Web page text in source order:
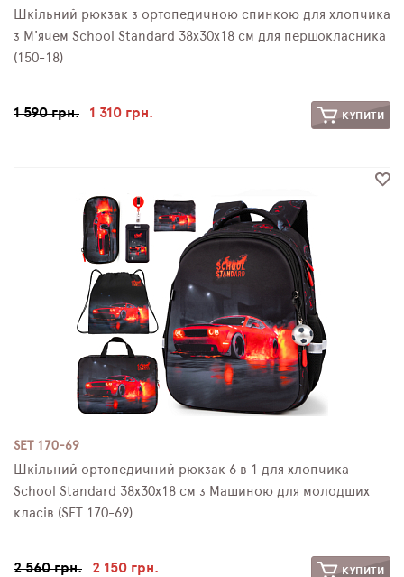
Шкільний рюкзак з ортопедичною спинкою для хлопчика
з М'ячем School Standard 38х30х18 см для першокласника
(150-18)
1 590 грн. 1 310 грн. КУПИТИ
SET 170-69
Шкільний ортопедичний рюкзак 6 в 1 для хлопчика
School Standard 38х30х18 см з Машиною для молодших
класів (SET 170-69)
2 560 грн. 2 150 грн. КУПИТИ